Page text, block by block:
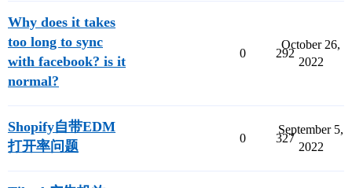
Why does it takes
too long to sync
with facebook? is it
normal?
0 292
October 26,
2022
Shopify自带EDM
打开率问题
0 327
September 5,
2022